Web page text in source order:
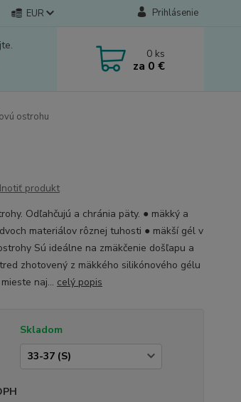
EUR Prihlásenie
0 ks
za 0 €
ostrohu
produkt
Odľahčujú a chránia päty. ● mäkký a
dvoch materiálov rôznej tuhosti ● mäkší gél v
Sú ideálne na zmäkčenie došľapu a
zhotovený z mäkkého silikónového gélu
naj... celý popis
Skladom